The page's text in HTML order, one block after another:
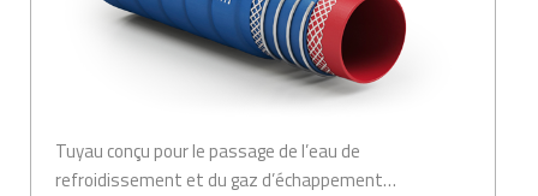
Tuyau conçu pour le passage de l’eau de
refroidissement et du gaz d’échappement…